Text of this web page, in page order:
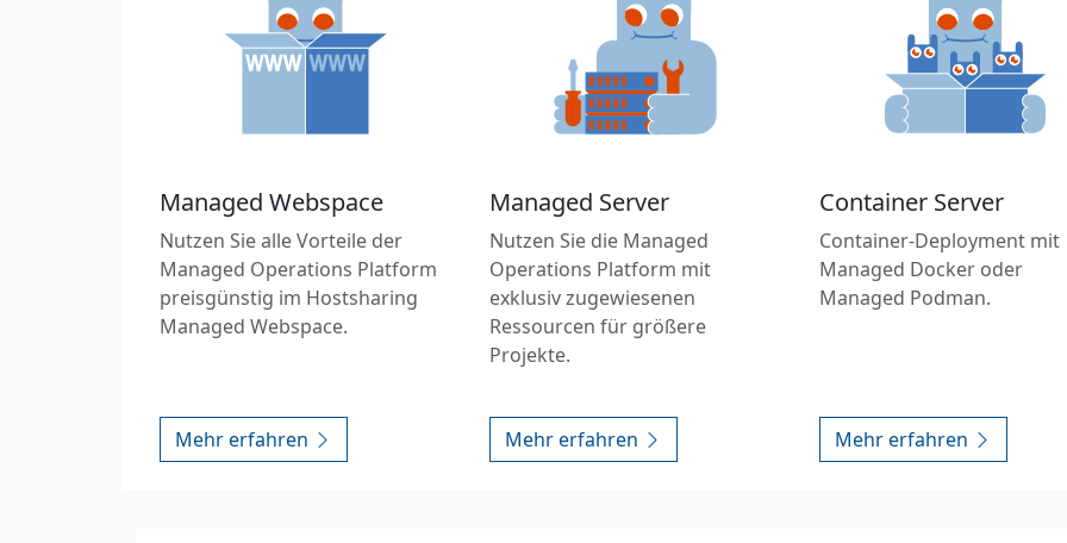
Managed Webspace
Nutzen Sie alle Vorteile der
Managed Operations Platform
preisgünstig im Hostsharing
Managed Webspace.
Mehr erfahren
Managed Server
Nutzen Sie die Managed
Operations Platform mit
exklusiv zugewiesenen
Ressourcen für größere
Projekte.
Mehr erfahren
Container Server
Container-Deployment mit
Managed Docker oder
Managed Podman.
Mehr erfahren